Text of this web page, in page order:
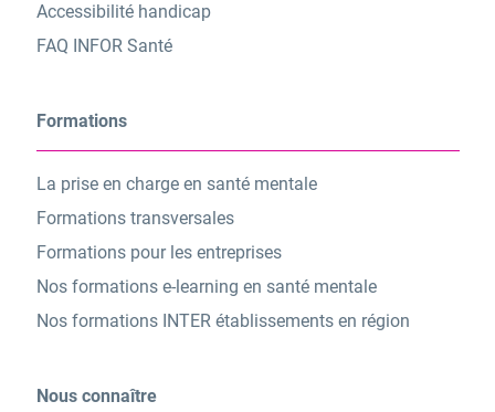
Accessibilité handicap
FAQ INFOR Santé
Formations
La prise en charge en santé mentale
Formations transversales
Formations pour les entreprises
Nos formations e-learning en santé mentale
Nos formations INTER établissements en région
Nous connaître